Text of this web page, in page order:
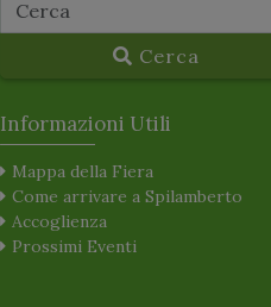
Cerca
Informazioni Utili
Mappa della Fiera
Come arrivare a Spilamberto
Accoglienza
Prossimi Eventi